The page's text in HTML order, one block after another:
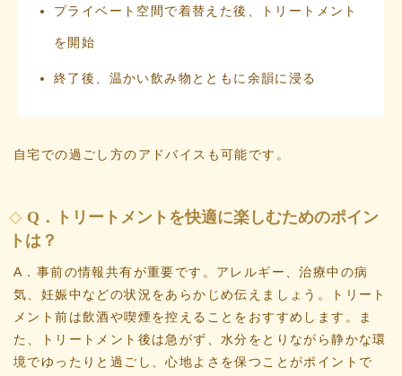
プライベート空間で着替えた後、トリートメント
を開始
終了後、温かい飲み物とともに余韻に浸る
自宅での過ごし方のアドバイスも可能です。
Q．トリートメントを快適に楽しむためのポイン
トは？
A．事前の情報共有が重要です。アレルギー、治療中の病
気、妊娠中などの状況をあらかじめ伝えましょう。トリート
メント前は飲酒や喫煙を控えることをおすすめします。ま
た、トリートメント後は急がず、水分をとりながら静かな環
境でゆったりと過ごし、心地よさを保つことがポイントで